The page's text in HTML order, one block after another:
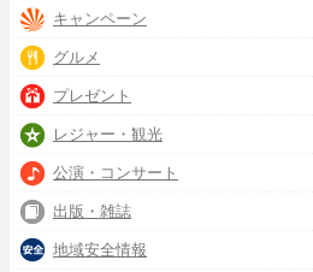
キャンペーン
グルメ
プレゼント
レジャー・観光
公演・コンサート
出版・雑誌
地域安全情報